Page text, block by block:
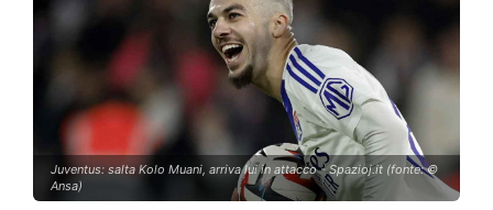
Juventus: salta Kolo Muani, arriva lui in attacco - Spazioj.it (fonte: ©
Ansa)